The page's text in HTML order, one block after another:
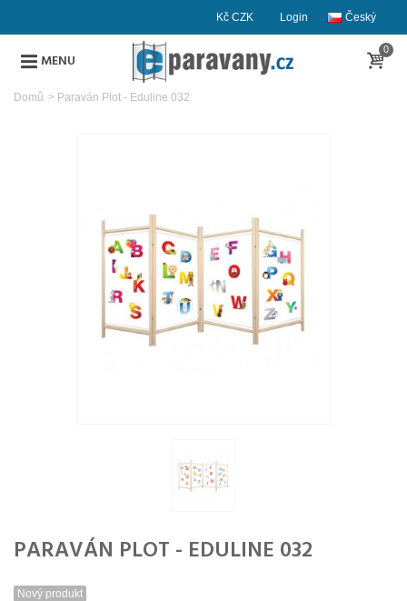
Český
Login
Kč CZK
MENU
0
Domů > Paraván Plot - Eduline 032
PARAVÁN PLOT - EDULINE 032
Nový produkt